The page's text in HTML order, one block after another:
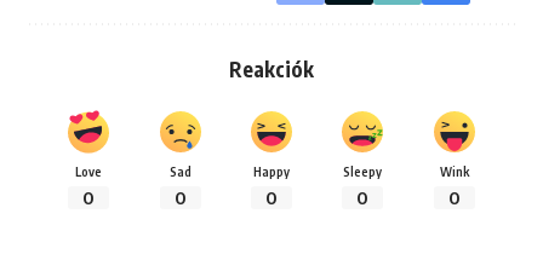
Reakciók
Love
0
Sad
0
Happy
0
Sleepy
0
Wink
0